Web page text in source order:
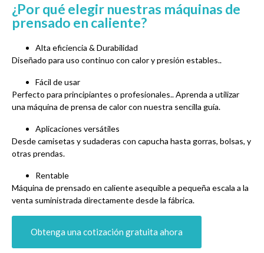
¿Por qué elegir nuestras máquinas de
prensado en caliente?
Alta eficiencia & Durabilidad
Diseñado para uso continuo con calor y presión estables..
Fácil de usar
Perfecto para principiantes o profesionales.. Aprenda a utilizar
una máquina de prensa de calor con nuestra sencilla guía.
Aplicaciones versátiles
Desde camisetas y sudaderas con capucha hasta gorras, bolsas, y
otras prendas.
Rentable
Máquina de prensado en caliente asequible a pequeña escala a la
venta suministrada directamente desde la fábrica.
Obtenga una cotización gratuita ahora